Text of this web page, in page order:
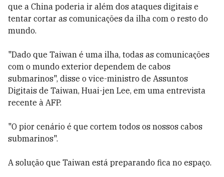
que a China poderia ir além dos ataques digitais e
tentar cortar as comunicações da ilha com o resto do
mundo.
"Dado que Taiwan é uma ilha, todas as comunicações
com o mundo exterior dependem de cabos
submarinos", disse o vice-ministro de Assuntos
Digitais de Taiwan, Huai-jen Lee, em uma entrevista
recente à AFP.
"O pior cenário é que cortem todos os nossos cabos
submarinos".
A solução que Taiwan está preparando fica no espaço.